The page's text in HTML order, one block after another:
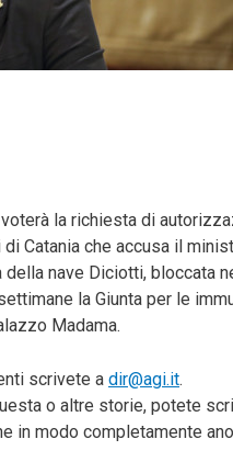
la richiesta di
Catania che accusa il
nave Diciotti, bloccata
la Giunta per le
Madama.
scrivete a dir@agi.it.
o altre storie, potete
in modo completamente